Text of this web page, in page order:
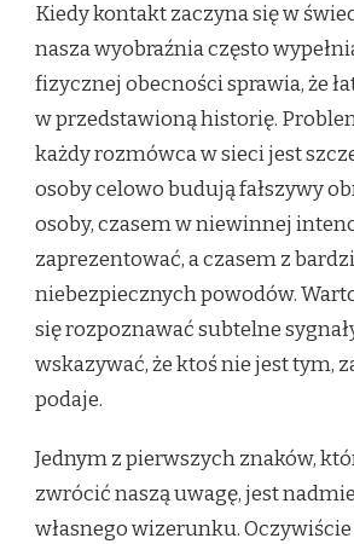
Kiedy kontakt zaczyna się w
nasza wyobraźnia często
fizycznej obecności sprawia, że
w przedstawioną historię.
każdy rozmówca w sieci jest
osoby celowo budują fałszywy
osoby, czasem w niewinnej
zaprezentować, a czasem z
niebezpiecznych powodów.
się rozpoznawać subtelne
wskazywać, że ktoś nie jest tym,
podaje.
Jednym z pierwszych znaków,
zwrócić naszą uwagę, jest
własnego wizerunku. Oczywiście